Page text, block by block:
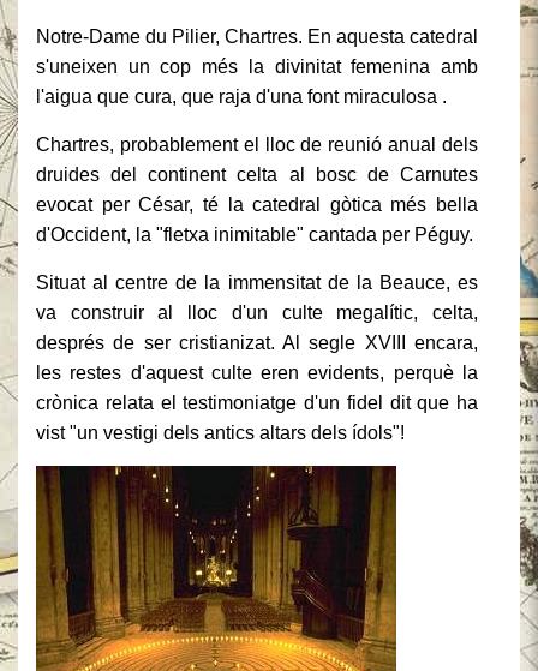
Notre-Dame du Pilier, Chartres. En aquesta catedral
s'uneixen un cop més la divinitat femenina amb
l'aigua que cura, que raja d'una font miraculosa .
Chartres, probablement el lloc de reunió anual dels
druides del continent celta al bosc de Carnutes
evocat per César, té la catedral gòtica més bella
d'Occident, la "fletxa inimitable" cantada per Péguy.
Situat al centre de la immensitat de la Beauce, es
va construir al lloc d'un culte megalític, celta,
després de ser cristianizat. Alsegle XVIII encara,
les restes d'aquest culte eren evidents, perquè la
crònica relata el testimoniatge d'un fidel dit que ha
vist "un vestigi dels antics altars dels ídols"!